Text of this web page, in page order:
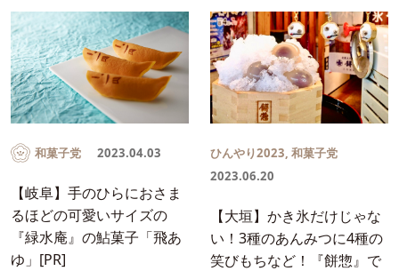
和菓子党 2023.04.03
【岐阜】手のひらにおさま
るほどの可愛いサイズの
『緑水庵』の鮎菓子「飛あ
ゆ」[PR]
ひんやり2023, 和菓子党
2023.06.20
【大垣】かき氷だけじゃな
い！3種のあんみつに4種の
笑びもちなど！『餅惣』で